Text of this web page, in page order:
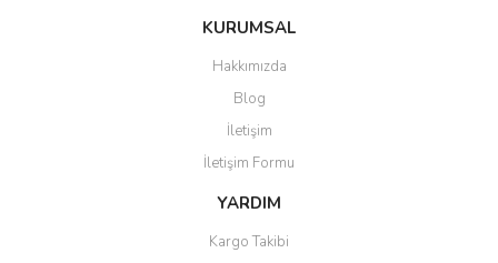
KURUMSAL
Hakkımızda
Blog
İletişim
İletişim Formu
YARDIM
Kargo Takibi